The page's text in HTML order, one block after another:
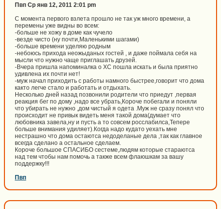
Пвп Ср янв 12, 2011 2:01 pm
С момента первого взлета прошло не так уж много времени, а
перемены уже видны во всем:
-больше не хожу в доме как чучело
-везде чисто (ну почти,Маленькими шагами)
-больше времени уделяю родным
-небоюсь прихода неожыданых гостей , и даже поймала себя на
мысли что нужно чаще приглашать друзей.
-Вчера пришла напоминалка о ХС пошла искать и была приятно
удивлена их почти нет!
-муж начал приходить с работы намного быстрее,говорит что дома
както легче стало и работать и отдыхать.
Несколько дней назад позвонили родители что приедут ,первая
реакция бег по дому ,надо все убрать,Короче побегали и поняли
что убирать не нужно ,дом чистый я одета .Муж не сразу понял что
происходит не привык видеть меня такой дома(думает что
любовника завела,ну и пусть а то совсем росслабилса,Тепере
больше внимания удиляет).Когда надо кудато уехать мне
нестрашно что дома остаютса недоделаные дела ,так как главное
всегда сделано а остальное сделаем.
Короче большое СПАСИБО сестеме,людям которые стараютса
над тем чтобы нам помочь а также всем флаюшкам за вашу
поддержку!!!
Пвп